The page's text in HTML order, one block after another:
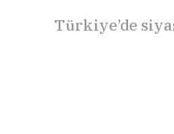
Türkiye’de